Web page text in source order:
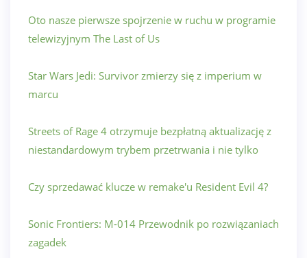
Oto nasze pierwsze spojrzenie w ruchu w programie
telewizyjnym The Last of Us
Star Wars Jedi: Survivor zmierzy się z imperium w
marcu
Streets of Rage 4 otrzymuje bezpłatną aktualizację z
niestandardowym trybem przetrwania i nie tylko
Czy sprzedawać klucze w remake'u Resident Evil 4?
Sonic Frontiers: M-014 Przewodnik po rozwiązaniach
zagadek